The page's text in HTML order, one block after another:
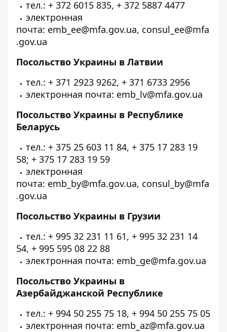
тел.: + 372 6015 835, + 372 5887 4477
электронная
почта: emb_ee@mfa.gov.ua, consul_ee@mfa
.gov.ua
Посольство Украины в Латвии
тел.: + 371 2923 9262, + 371 6733 2956
электронная почта: emb_lv@mfa.gov.ua
Посольство Украины в Республике
Беларусь
тел.: + 375 25 603 11 84, + 375 17 283 19
58; + 375 17 283 19 59
электронная
почта: emb_by@mfa.gov.ua, consul_by@mfa
.gov.ua
Посольство Украины в Грузии
тел.: + 995 32 231 11 61, + 995 32 231 14
54, + 995 595 08 22 88
электронная почта: emb_ge@mfa.gov.ua
Посольство Украины в
Азербайджанской Республике
тел.: + 994 50 255 75 18, + 994 50 255 75 05
электронная почта: emb_az@mfa.gov.ua